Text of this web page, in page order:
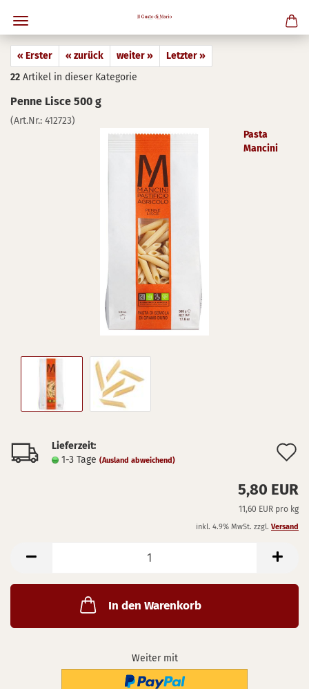
« Erster « zurück weiter »
Letzter »
22 Artikel in dieser Kategorie
Penne Lisce 500 g
(Art.Nr.: 412723)
Pasta
Mancini
Lieferzeit:
1-3 Tage (Ausland abweichend)
5,80 EUR
11,60 EUR pro kg
inkl. 4.9% MwSt. zzgl. Versand
In den Warenkorb
Weiter mit